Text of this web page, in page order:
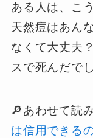
ある人は、こ
天然痘はあん
なくて大丈夫
スで死んだで
🔎あわせて読
は信用できる